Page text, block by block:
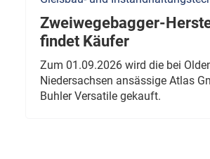
Zweiwegebagger-
findet Käufer
Zum 01.09.2026 wird die bei
Niedersachsen ansässige Atlas
Buhler Versatile gekauft.